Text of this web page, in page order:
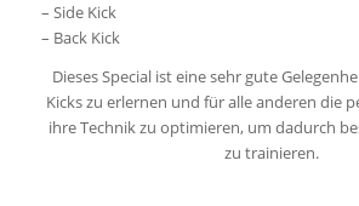
– Side Kick
– Back Kick
Dieses Special ist eine sehr gute
Kicks zu erlernen und für alle anderen die
ihre Technik zu optimieren, um dadurch
zu trainieren.